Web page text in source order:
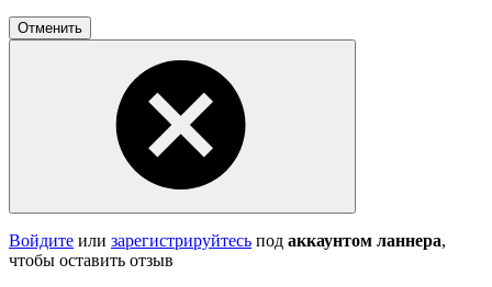
Отменить
Войдите или зарегистрируйтесь под аккаунтом ланнера,
чтобы оставить отзыв